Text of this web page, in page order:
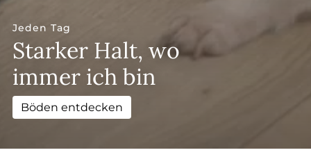
Jeden Tag
Starker Halt, wo
immer ich bin
Böden entdecken